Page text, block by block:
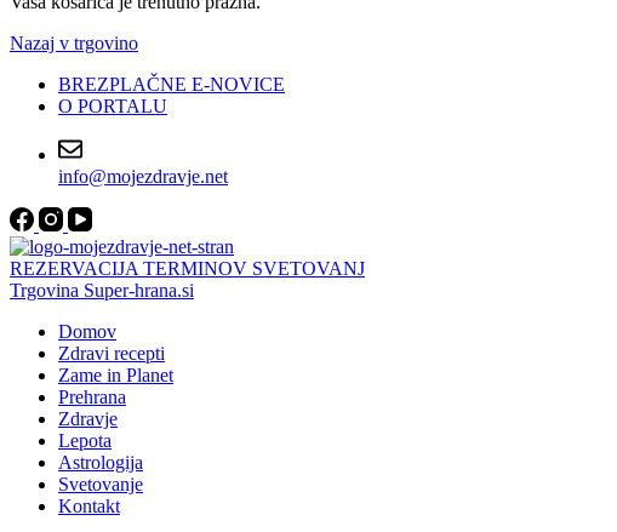
Nazaj v trgovino
BREZPLAČNE E-NOVICE
O PORTALU
info@mojezdravje.net
REZERVACIJA TERMINOV SVETOVANJ
Trgovina Super-hrana.si
Domov
Zdravi recepti
Zame in Planet
Prehrana
Zdravje
Lepota
Astrologija
Svetovanje
Kontakt